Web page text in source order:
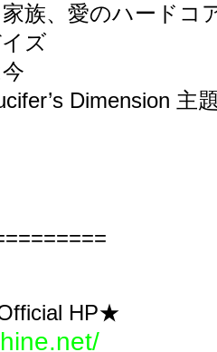
族、愛のハードコ
ズ
Dimension 主
HP★